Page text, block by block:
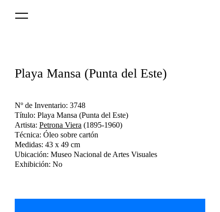
Playa Mansa (Punta del Este)
Nº de Inventario: 3748
Título: Playa Mansa (Punta del Este)
Artista: Petrona Viera (1895-1960)
Técnica: Óleo sobre cartón
Medidas: 43 x 49 cm
Ubicación: Museo Nacional de Artes Visuales
Exhibición: No